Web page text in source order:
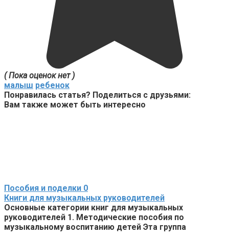
( Пока оценок нет )
малыш ребенок
Понравилась статья? Поделиться с друзьями:
Вам также может быть интересно
Пособия и поделки 0
Книги для музыкальных руководителей
Основные категории книг для музыкальных
руководителей 1. Методические пособия по
музыкальному воспитанию детей Эта группа